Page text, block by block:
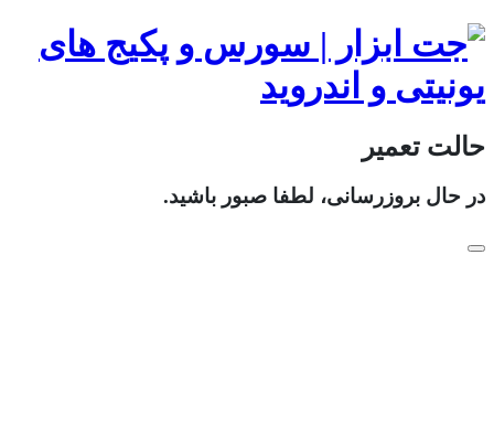
حالت تعمیر
در حال بروزرسانی، لطفا صبور باشید.